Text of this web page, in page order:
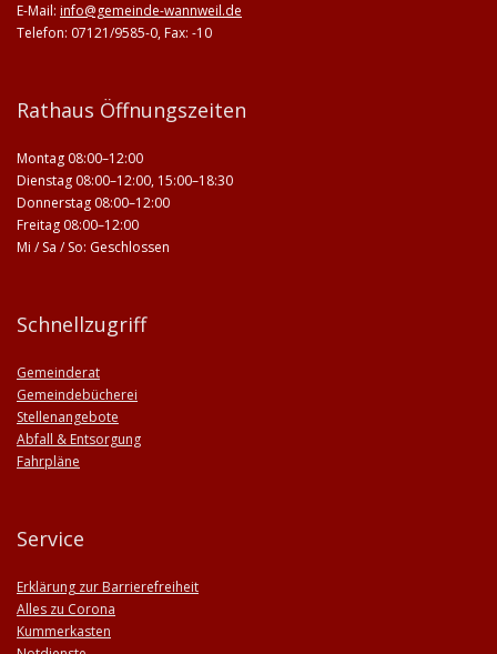
E-Mail: info@gemeinde-wannweil.de
Telefon: 07121/9585-0, Fax: -10
Rathaus Öffnungszeiten
Montag 08:00–12:00
Dienstag 08:00–12:00, 15:00–18:30
Donnerstag 08:00–12:00
Freitag 08:00–12:00
Mi / Sa / So: Geschlossen
Schnellzugriff
Gemeinderat
Gemeindebücherei
Stellenangebote
Abfall & Entsorgung
Fahrpläne
Service
Erklärung zur Barrierefreiheit
Alles zu Corona
Kummerkasten